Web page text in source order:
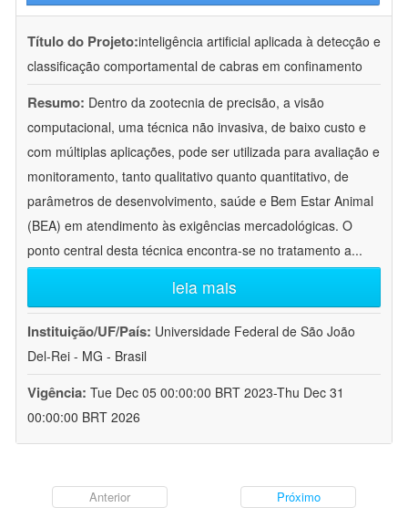
Título do Projeto:inteligência artificial aplicada à detecção e
classificação comportamental de cabras em confinamento
Resumo: Dentro da zootecnia de precisão, a visão
computacional, uma técnica não invasiva, de baixo custo e
com múltiplas aplicações, pode ser utilizada para avaliação e
monitoramento, tanto qualitativo quanto quantitativo, de
parâmetros de desenvolvimento, saúde e Bem Estar Animal
(BEA) em atendimento às exigências mercadológicas. O
ponto central desta técnica encontra-se no tratamento a...
leia mais
Instituição/UF/País: Universidade Federal de São João
Del-Rei - MG - Brasil
Vigência: Tue Dec 05 00:00:00 BRT 2023-Thu Dec 31
00:00:00 BRT 2026
Anterior Próximo